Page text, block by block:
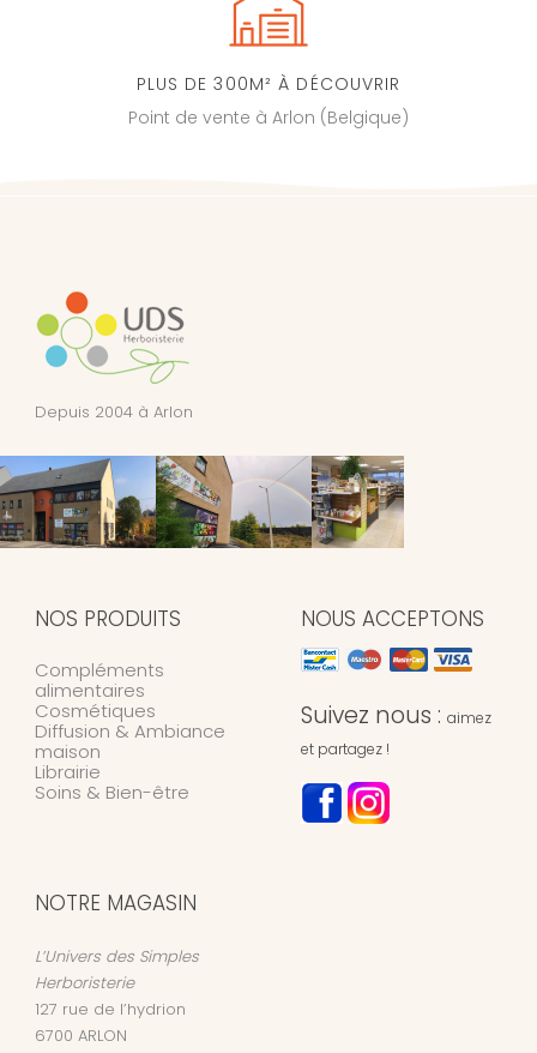
PLUS DE 300M² À DÉCOUVRIR
Point de vente à Arlon (Belgique)
Depuis 2004 à Arlon
NOS PRODUITS
Compléments
alimentaires
Cosmétiques
Diffusion & Ambiance
maison
Librairie
Soins & Bien-être
NOUS ACCEPTONS
Suivez nous : aimez
et partagez !
NOTRE MAGASIN
L’Univers des Simples
Herboristerie
127 rue de l’hydrion
6700 ARLON